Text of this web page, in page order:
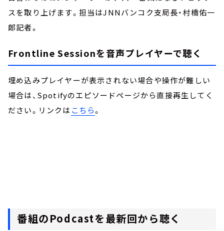
スを取り上げます。担当はJNNバンコク支局長・村橋佑一
郎記者。
Frontline Sessionを音声プレイヤーで聴く
埋め込みプレイヤーが表示されない場合や操作が難しい
場合は、Spotifyのエピソードページから直接再生してく
ださい。リンクは こちら。
番組のPodcastを最新回から聴く